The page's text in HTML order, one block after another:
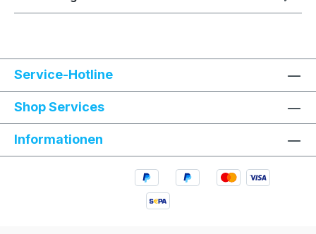
Service-Hotline
Shop Services
Informationen